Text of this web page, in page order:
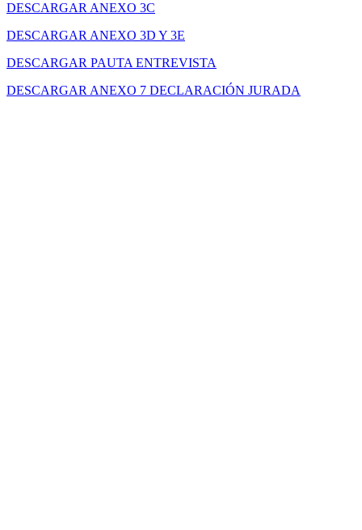
DESCARGAR ANEXO 3C
DESCARGAR ANEXO 3D Y 3E
DESCARGAR PAUTA ENTREVISTA
DESCARGAR ANEXO 7 DECLARACIÓN JURADA